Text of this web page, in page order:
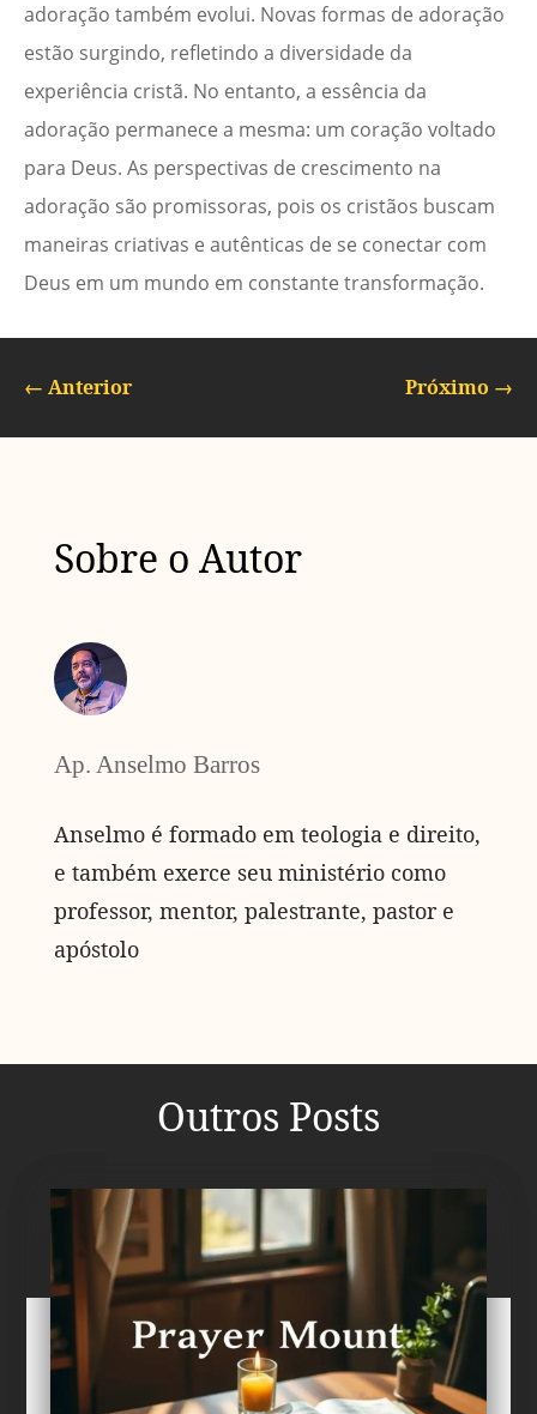
adoração também evolui. Novas formas de adoração
estão surgindo, refletindo a diversidade da
experiência cristã. No entanto, a essência da
adoração permanece a mesma: um coração voltado
para Deus. As perspectivas de crescimento na
adoração são promissoras, pois os cristãos buscam
maneiras criativas e autênticas de se conectar com
Deus em um mundo em constante transformação.
← Anterior Próximo →
Sobre o Autor
Ap. Anselmo Barros
Anselmo é formado em teologia e direito,
e também exerce seu ministério como
professor, mentor, palestrante, pastor e
apóstolo
Outros Posts